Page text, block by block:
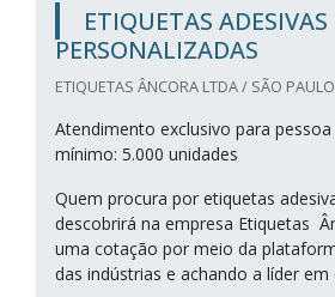
ETIQUETAS ADESIVAS
PERSONALIZADAS
ETIQUETAS ÂNCORA LTDA / SÃO
Atendimento exclusivo para
mínimo: 5.000 unidades
Quem procura por etiquetas
descobrirá na empresa Etiquetas
uma cotação por meio da
das indústrias e achando a líder em